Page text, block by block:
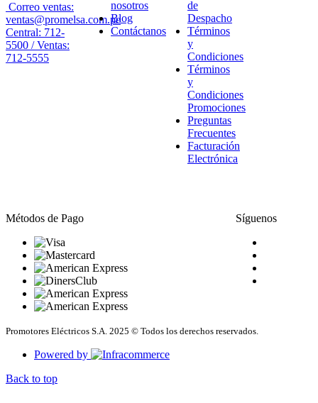
Correo ventas:
ventas@promelsa.com.pe
Central: 712-
5500 / Ventas:
712-5555
nosotros
Blog
Contáctanos
de
Despacho
Términos
y
Condiciones
Términos
y
Condiciones
Promociones
Preguntas
Frecuentes
Facturación
Electrónica
Métodos de Pago Síguenos
Promotores Eléctricos S.A. 2025 © Todos los derechos reservados.
Powered by
Back to top